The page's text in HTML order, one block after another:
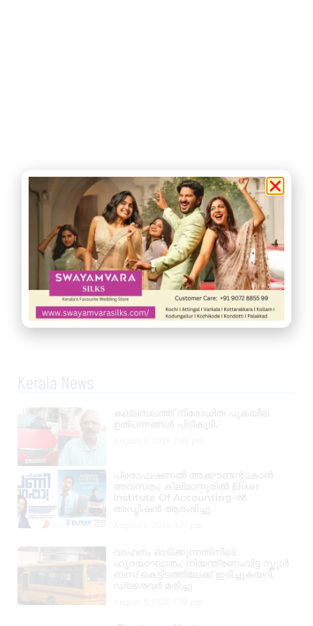
Kerala News
കല്ലമ്പലത്ത് നിരോധിത പുകയില
ഉത്പന്നങ്ങൾ പിടികൂടി.
പ്രൊഫഷണൽ അക്കൗണ്ടന്റാകാൻ
അവസരം; കിലിമാനൂരിൽ Elixer
Institute Of Accounting-ൽ
അഡ്മിഷൻ ആരംഭിച്ചു
വാഹനം ഓടിക്കുന്നതിനിടെ
ഹൃദയാഘാതം; നിയന്ത്രണംവിട്ട സ്കൂൾ
ബസ് കെട്ടിടത്തിലേക്ക് ഇടിച്ചുകയറി,
ഡ്രൈവർ മരിച്ചു